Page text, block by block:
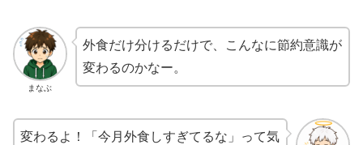
まなぶ
外食だけ分けるだけで、こんなに節約意識が
変わるのかなー。
変わるよ！「今月外食しすぎてるな」って気